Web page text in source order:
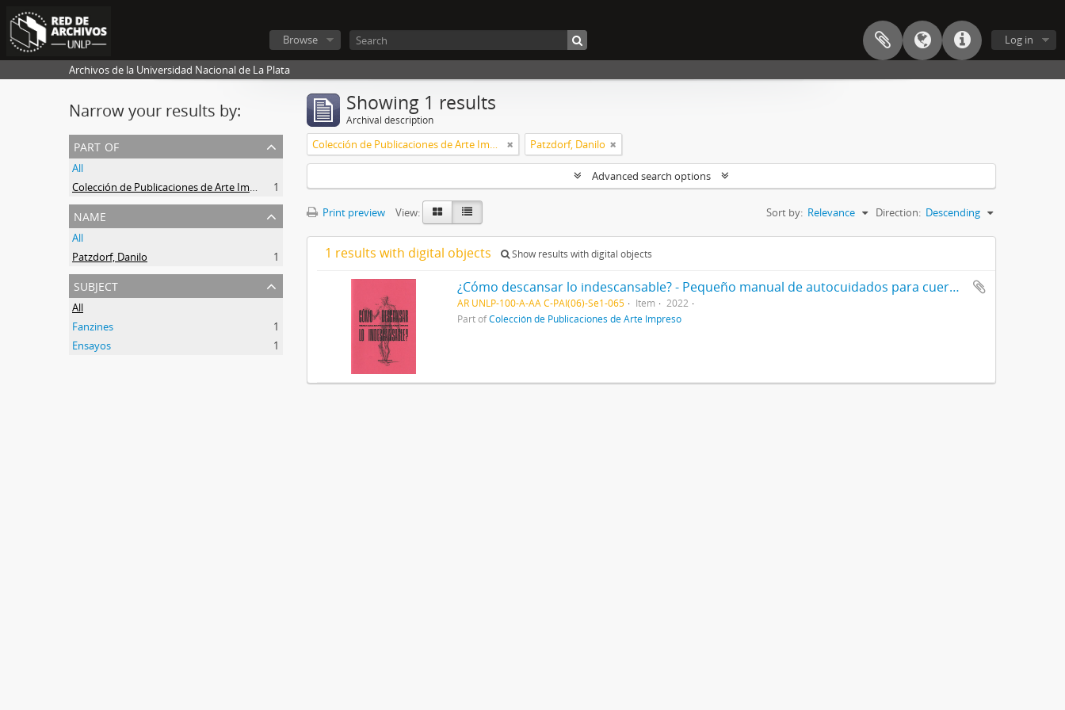
Log in
Browse
Archivos de la Universidad Nacional de La Plata
Narrow your results by:
part of
All
Colección de Publicaciones de Arte Impreso
1
name
All
Patzdorf, Danilo
1
subject
All
Fanzines
1
Ensayos
1
Showing 1 results
Archival description
Colección de Publicaciones de Arte Impreso Patzdorf, Danilo
Advanced search options
Print preview View: Sort by: Relevance Direction: Descending
1 results with digital objects Show results with digital objects
¿Cómo descansar lo indescansable? - Pequeño manual de autocuidados para cuerpos cansados
AR UNLP-100-A-AA C-PAI(06)-Se1-065 Item
2022
Part ofColección de Publicaciones de Arte Impreso